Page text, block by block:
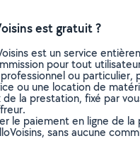
est gratuit ?
est un service
pour tout
ou particulier,
ou une location de
la prestation, fixé par
le paiement en ligne de
sans aucune